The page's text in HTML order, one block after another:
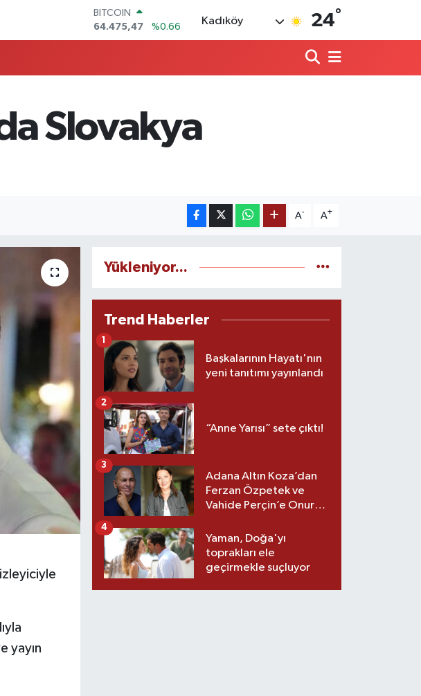
BITCOIN
64.475,47
%0.66
DOLAR
%0.22
GRAM ALTIN
6518.23
%0.39
Kadıköy 24°
Slovakya
A- A+
yayın
Yükleniyor...
Trend Haberler
Başkalarının Hayatı'nın
yeni tanıtımı yayınlandı
1
“Anne Yarısı” sete çıktı!
2
Adana Altın Koza’dan
Ferzan Özpetek ve
Vahide Perçin’e Onur
3
Yaman, Doğa'yı
toprakları ele
geçirmekle suçluyor
4